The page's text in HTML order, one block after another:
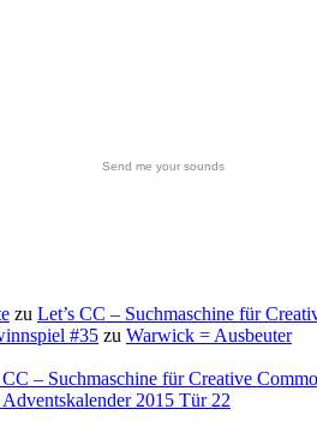
Send me your sounds
zu Let’s CC – Suchmaschine für
#35 zu Warwick = Ausbeuter
CC – Suchmaschine für Creative
2015 Tür 22